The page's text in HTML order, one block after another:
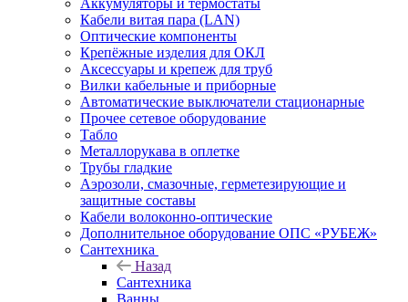
Аккумуляторы и термостаты
Кабели витая пара (LAN)
Оптические компоненты
Крепёжные изделия для ОКЛ
Аксессуары и крепеж для труб
Вилки кабельные и приборные
Автоматические выключатели стационарные
Прочее сетевое оборудование
Табло
Металлорукава в оплетке
Трубы гладкие
Аэрозоли, смазочные, герметезирующие и
защитные составы
Кабели волоконно-оптические
Дополнительное оборудование ОПС «РУБЕЖ»
Сантехника
Назад
Сантехника
Ванны